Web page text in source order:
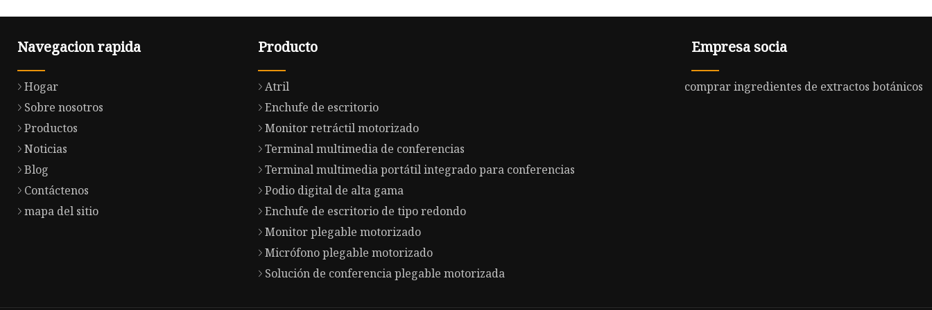
Navegacion rapida
Hogar
Sobre nosotros
Productos
Noticias
Blog
Contáctenos
mapa del sitio
Producto
Atril
Enchufe de escritorio
Monitor retráctil motorizado
Terminal multimedia de conferencias
Terminal multimedia portátil integrado para conferencias
Podio digital de alta gama
Enchufe de escritorio de tipo redondo
Monitor plegable motorizado
Micrófono plegable motorizado
Solución de conferencia plegable motorizada
Empresa socia
comprar ingredientes de extractos botánicos